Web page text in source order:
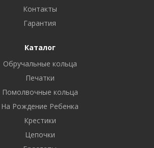
Контакты
Гарантия
Каталог
Обручальные кольца
Печатки
Помолвочные кольца
На Рождение Ребенка
Крестики
Цепочки